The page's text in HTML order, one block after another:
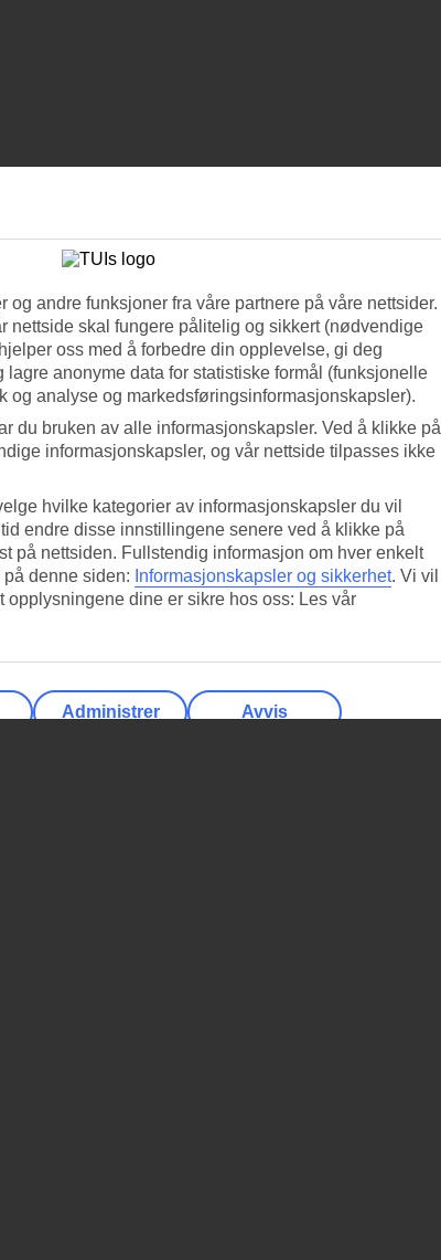
og andre funksjoner fra våre partnere på våre nettsider.
nettside skal fungere pålitelig og sikkert (nødvendige
oss med å forbedre din opplevelse, gi deg
anonyme data for statistiske formål (funksjonelle
og analyse og markedsføringsinformasjonskapsler).
du bruken av alle informasjonskapsler. Ved å klikke på
informasjonskapsler, og vår nettside tilpasses ikke
hvilke kategorier av informasjonskapsler du vil
endre disse innstillingene senere ved å klikke på
på nettsiden. Fullstendig informasjon om hver enkelt
denne siden: Informasjonskapsler og sikkerhet. Vi vil
opplysningene dine er sikre hos oss: Les vår
Administrer Avvis